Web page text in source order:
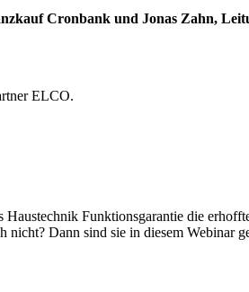
Cronbank und Jonas Zahn,
ELCO.
Funktionsgarantie die
nicht? Dann sind sie in diesem Webinar